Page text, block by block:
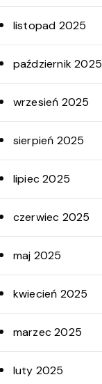
listopad 2025
październik 2025
wrzesień 2025
sierpień 2025
lipiec 2025
czerwiec 2025
maj 2025
kwiecień 2025
marzec 2025
luty 2025